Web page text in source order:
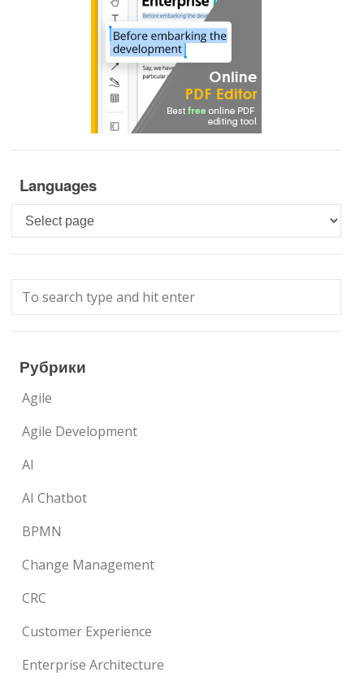
Languages
Languages
Рубрики
Agile
Agile Development
AI
AI Chatbot
BPMN
Change Management
CRC
Customer Experience
Enterprise Architecture